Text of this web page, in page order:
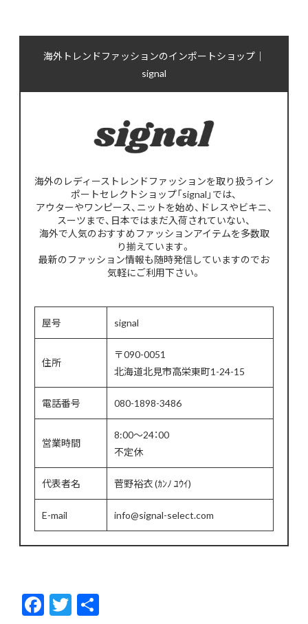
海外トレンドファッションのインポートショップ｜
signal
海外のレディーストレンドファッションを取り扱うイン
ポートセレクトショップ「signal」では、
アウターやワンピース、ニットを始め、ドレスやビキニ、
スーツまで、日本ではまだ入荷されていない、
海外で人気のおすすめファッションアイテムを多数取
り揃えています。
最新のファッション情報も随時発信していますのでお
気軽にご利用下さい。
屋号 signal
住所
〒090-0051
北海道北見市高栄東町1-24-15
電話番号 080-1898-3486
営業時間
8:00～24：00
不定休
代表者名 菅野裕衣 (ｶﾝﾉ ﾕｳｲ)
E-mail info@signal-select.com
F T